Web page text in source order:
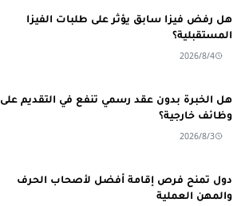
هل رفض فيزا سابق يؤثر على طلبات الفيزا
المستقبلية؟
2026/8/4
هل الخبرة بدون عقد رسمي تنفع في التقديم على
وظائف خارجية؟
2026/8/3
دول تمنح فرص إقامة أفضل لأصحاب الحرف
والمهن العملية